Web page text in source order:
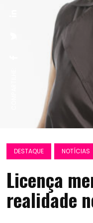
DESTAQUE NOTÍCIAS
Licença
realidade